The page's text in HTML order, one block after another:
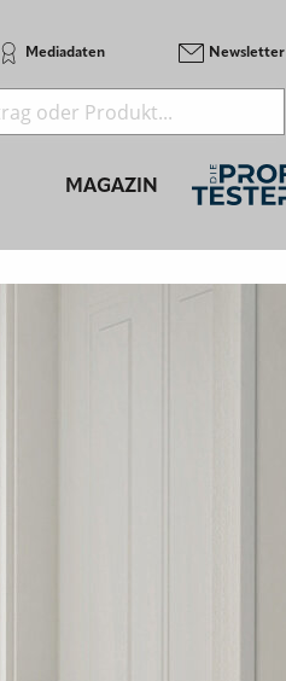
Mediadaten Newsletter
MAGAZIN